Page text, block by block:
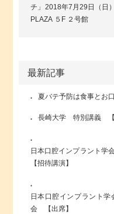
チ」2018年7月29日（日
PLAZA ５F ２号館
最新記事
夏バテ予防は食事とお
長崎大学 特別講義 【
日本口腔インプラント
【招待講演】
日本口腔インプラント
会 【出席】